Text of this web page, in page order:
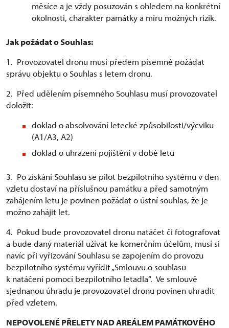
měsíce a je vždy posuzován s ohledem na konkrétní
okolnosti, charakter památky a míru možných rizik.
Jak požádat o Souhlas:
1. Provozovatel dronu musí předem písemně požádat
správu objektu o Souhlas s letem dronu.
2. Před udělením písemného Souhlasu musí provozovatel
doložit:
doklad o absolvování letecké způsobilosti/výcviku
(A1/A3, A2)
doklad o uhrazení pojištění v době letu
3. Po získání Souhlasu se pilot bezpilotního systému v den
vzletu dostaví na příslušnou památku a před samotným
zahájením letu je povinen požádat o ústní souhlas, že je
možno zahájit let.
4. Pokud bude provozovatel dronu natáčet či fotografovat
a bude daný materiál užívat ke komerčním účelům, musí si
navíc při vyřizování Souhlasu se zapojením do provozu
bezpilotního systému vyřídit „Smlouvu o souhlasu
k natáčení pomocí bezpilotního letadla“. Ve smlouvě
sjednanou úhradu je provozovatel dronu povinen uhradit
před vzletem.
NEPOVOLENÉ PŘELETY NAD AREÁLEM PAMÁTKOVÉHO